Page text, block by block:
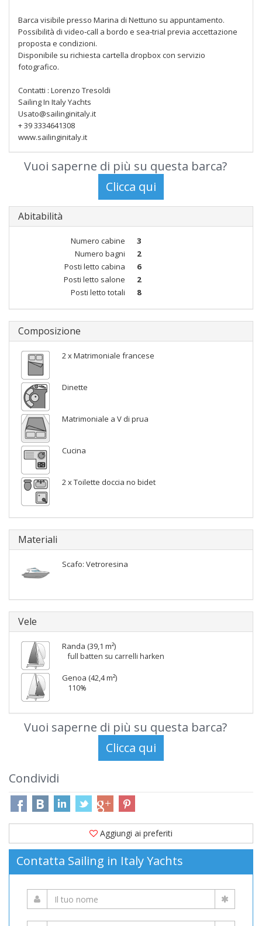
Barca visibile presso Marina di Nettuno su appuntamento.
Possibilità di video‑call a bordo e sea‑trial previa accettazione
proposta e condizioni.
Disponibile su richiesta cartella dropbox con servizio
fotografico.
Contatti : Lorenzo Tresoldi
Sailing In Italy Yachts
Usato@sailinginitaly.it
+ 39 3334641308
www.sailinginitaly.it
Vuoi saperne di più su questa barca?
Abitabilità
Numero cabine
3
Numero bagni
2
Posti letto cabina
6
Posti letto salone
2
Posti letto totali
8
Composizione
2 x Matrimoniale francese
Dinette
Matrimoniale a V di prua
Cucina
2 x Toilette doccia no bidet
Materiali
Scafo: Vetroresina
Vele
Randa (39,1 m²)
full batten su carrelli harken
Genoa (42,4 m²)
110%
Vuoi saperne di più su questa barca?
Condividi
Aggiungi ai preferiti
Contatta Sailing in Italy Yachts